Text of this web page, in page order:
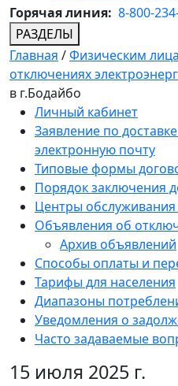
Горячая линия: 8-800-
РАЗДЕЛЫ
Главная /Физическим
отключениях
в г.Бодайбо
Личный кабинет
Заявление по
электронную почту
Типовые формы
Порядок заключения
Центры
Объявления об
Архив объявлений
Способы оплаты и
Тарифы для населения
Диапазоны
Уведомления о
Часто задаваемые
15 июля 2025 г.